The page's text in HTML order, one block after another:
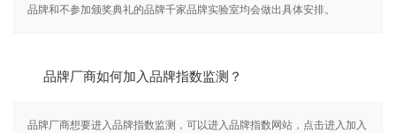
品牌和不参加颁奖典礼的品牌千家品牌实验室均会做出具体安排。
品牌厂商如何加入品牌指数监测？
品牌厂商想要进入品牌指数监测，可以进入品牌指数网站，点击进入加入